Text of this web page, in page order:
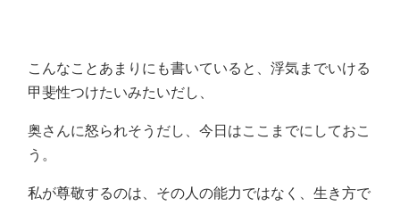
こんなことあまりにも書いていると、浮気までいける
甲斐性つけたいみたいだし、
奥さんに怒られそうだし、今日はここまでにしておこ
う。
私が尊敬するのは、その人の能力ではなく、生き方で